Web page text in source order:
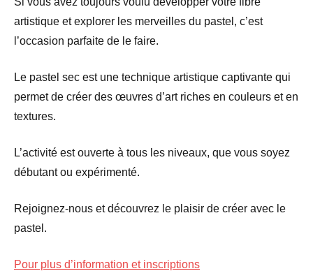
artistique et explorer les merveilles du pastel, c’est
l’occasion parfaite de le faire.
Le pastel sec est une technique artistique captivante qui
permet de créer des œuvres d’art riches en couleurs et en
textures.
L’activité est ouverte à tous les niveaux, que vous soyez
débutant ou expérimenté.
Rejoignez-nous et découvrez le plaisir de créer avec le
pastel.
Pour plus d’information et inscriptions